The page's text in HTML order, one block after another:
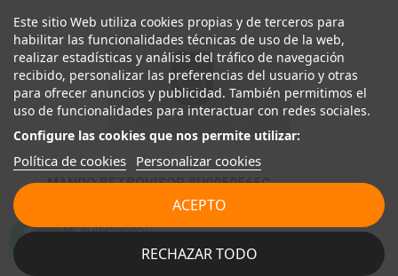
MANDO RETROVISOR 8U0959565C
OEM:8U0959565C
Este sitio Web utiliza cookies propias y de terceros para
habilitar las funcionalidades técnicas de uso de la web,
realizar estadísticas y análisis del tráfico de navegación
recibido, personalizar las preferencias del usuario y otras
para ofrecer anuncios y publicidad. También permitimos el
uso de funcionalidades para interactuar con redes sociales.
Configure las cookies que nos permite utilizar:
Política de cookies Personalizar cookies
RECHAZAR TODO
ACEPTO